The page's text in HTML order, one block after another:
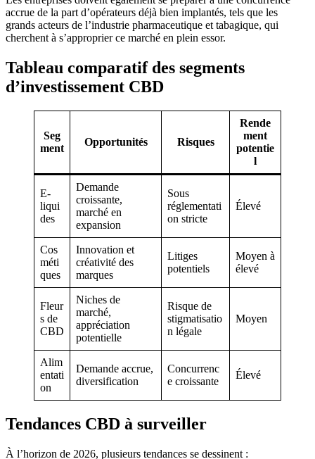
accrue de la part d’opérateurs déjà bien implantés, tels que les
grands acteurs de l’industrie pharmaceutique et tabagique, qui
cherchent à s’approprier ce marché en plein essor.
Tableau comparatif des segments
d’investissement CBD
Seg
ment
Opportunités Risques
Rende
ment
potentie
l
E-
liqui
des
Demande
croissante,
marché en
expansion
Sous
réglementati
on stricte
Élevé
Cos
méti
ques
Innovation et
créativité des
marques
Litiges
potentiels
Moyen à
élevé
Fleur
s de
CBD
Niches de
marché,
appréciation
potentielle
Risque de
stigmatisatio
n légale
Moyen
Alim
entati
on
Demande accrue,
diversification
Concurrenc
e croissante
Élevé
Tendances CBD à surveiller
À l’horizon de 2026, plusieurs tendances se dessinent :